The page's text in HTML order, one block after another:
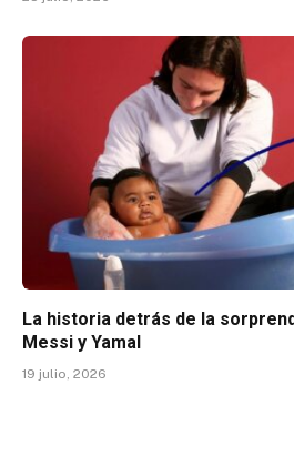
La historia detrás de la
Messi y Yamal
19 julio, 2026